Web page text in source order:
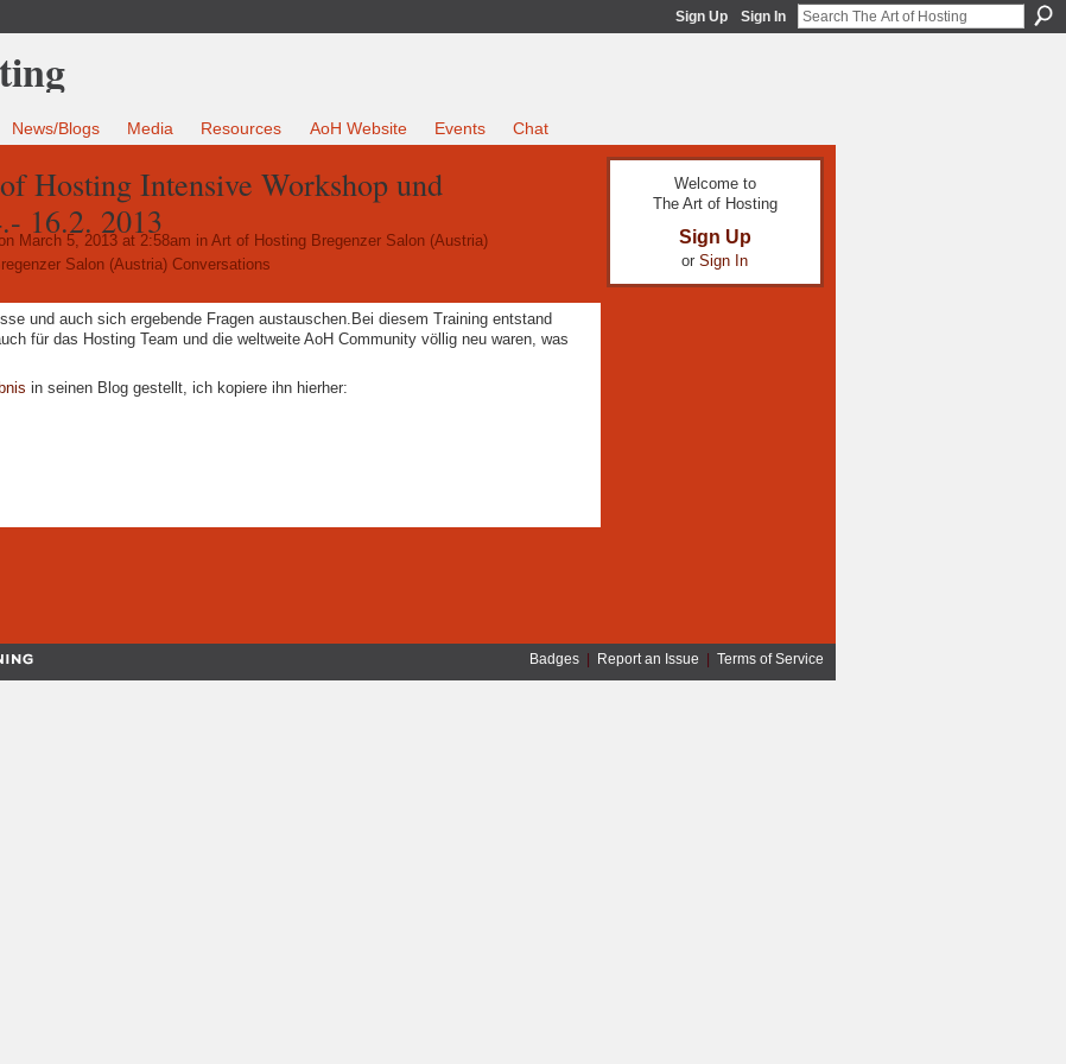
Sign Up Sign In
News/Blogs Media Resources AoH Website Events Chat
Hosting Intensive Workshop und
16.2. 2013
March 5, 2013 at 2:58am in Art of Hosting Bregenzer Salon (Austria)
Salon (Austria) Conversations
und auch sich ergebende Fragen austauschen.Bei diesem Training entstand
für das Hosting Team und die weltweite AoH Community völlig neu waren, was
in seinen Blog gestellt, ich kopiere ihn hierher:
Welcome to
The Art of Hosting
Sign Up
or Sign In
Badges| Report an Issue Terms of Service